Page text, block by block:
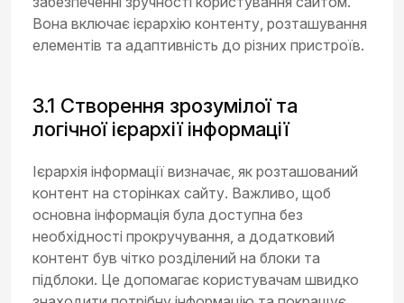
Вона включає ієрархію контенту, розташування
елементів та адаптивність до різних пристроїв.
3.1 Створення зрозумілої та
логічної ієрархії інформації
Ієрархія інформації визначає, як розташований
контент на сторінках сайту. Важливо, щоб
основна інформація була доступна без
необхідності прокручування, а додатковий
контент був чітко розділений на блоки та
підблоки. Це допомагає користувачам швидко